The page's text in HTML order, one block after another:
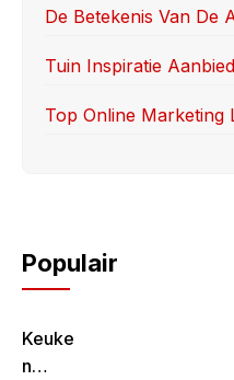
De Betekenis Van De
Tuin Inspiratie
Top Online Marketing
Populair
Keuke
N